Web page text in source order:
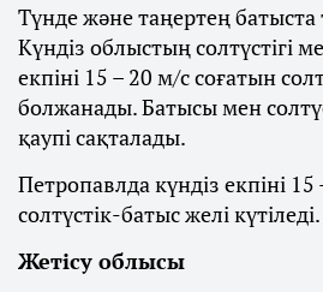
Түнде және таңертең батыста
Күндіз облыстың солтүстігі
екпіні 15 – 20 м/с соғатын
болжанады. Батысы мен
қаупі сақталады.
Петропавлда күндіз екпіні
солтүстік-батыс желі күтіледі.
Жетісу облысы